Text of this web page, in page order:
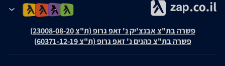
פשרה בת"צ אבנצ'יק נ' זאפ גרופ (ת"צ 23008-08-20)
פשרה בת"צ כהנים נ' זאפ גרופ (ת"צ 60371-12-19)